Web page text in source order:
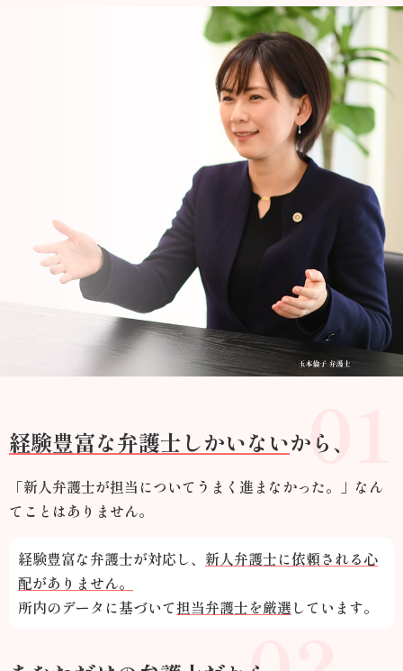
01
経験豊富な弁護士しかいないから、
「新人弁護士が担当についてうまく進まなかった。」なん
てことはありません。
経験豊富な弁護士が対応し、 新人弁護士に依頼される心
配がありません。
所内のデータに基づいて担当弁護士を厳選しています。